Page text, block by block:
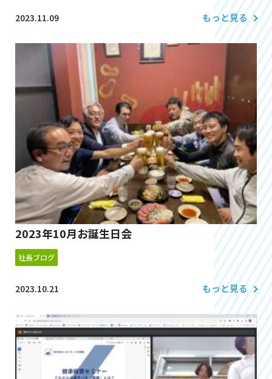
2023.11.09 もっと見る
2023年10月お誕生日会
社長ブログ
2023.10.21 もっと見る